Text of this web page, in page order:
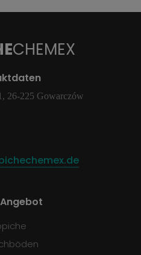
CHEMEX
26-225 Gowarczów